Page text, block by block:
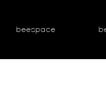
beespace